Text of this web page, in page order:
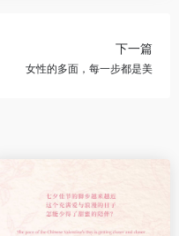
下一篇
女性的多面，每一步都是美